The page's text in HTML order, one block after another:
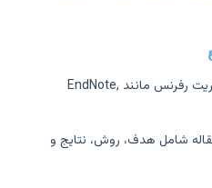
استفاده از نرم‌افزارهای مدیریت رفرنس مانند EndNote,
شامل هدف، روش، نتایج و